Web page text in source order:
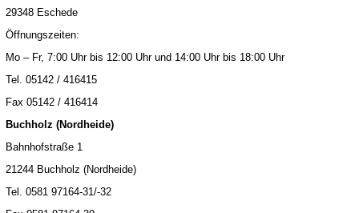
29348 Eschede
Öffnungszeiten:
Mo – Fr, 7:00 Uhr bis 12:00 Uhr und 14:00 Uhr bis 18:00 Uhr
Tel. 05142 / 416415
Fax 05142 / 416414
Buchholz (Nordheide)
Bahnhofstraße 1
21244 Buchholz (Nordheide)
Tel. 0581 97164-31/-32